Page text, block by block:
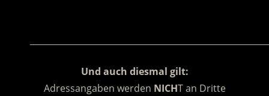
Und auch diesmal gilt:
Adressangaben werden NICHT an Dritte